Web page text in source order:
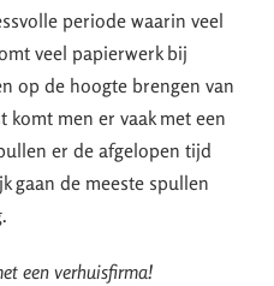
periode waarin veel
veel papierwerk bij
op de hoogte brengen van
komt men er vaak met een
er de afgelopen tijd
gaan de meeste spullen
een verhuisfirma!